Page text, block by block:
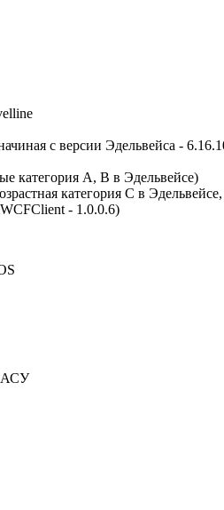
с версии Эдельвейса -
категория A, B в Эдельвейсе)
категория С в Эдельвейсе,
- 1.0.0.6)
АСУ